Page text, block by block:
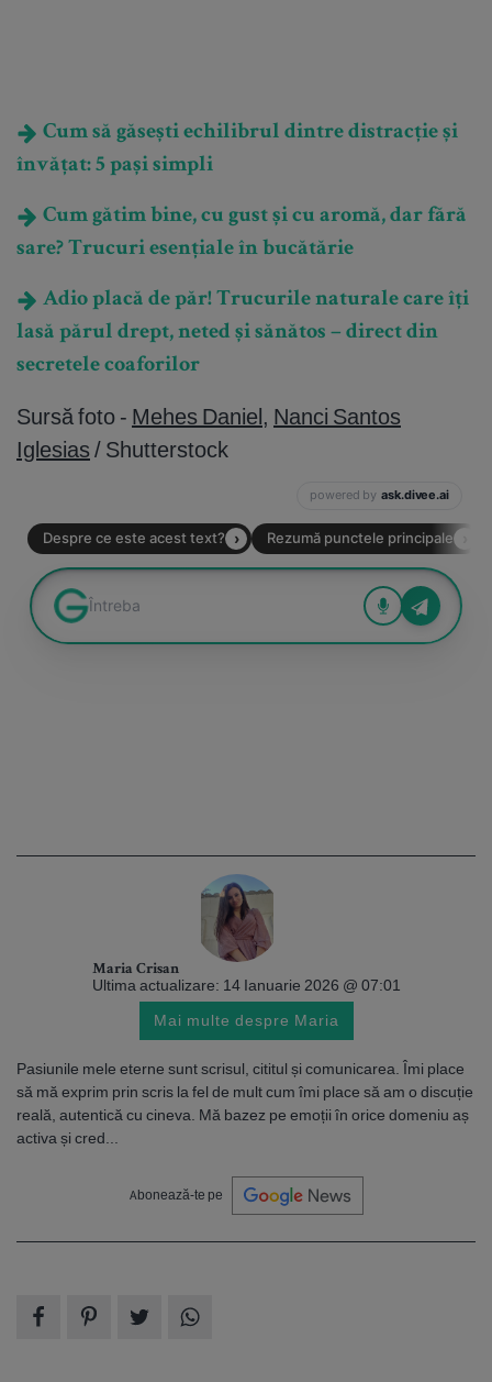
Cum să găsești echilibrul dintre distracție și
învățat: 5 pași simpli
Cum gătim bine, cu gust și cu aromă, dar fără
sare? Trucuri esențiale în bucătărie
Adio placă de păr! Trucurile naturale care îți
lasă părul drept, neted și sănătos – direct din
secretele coaforilor
Sursă foto - Mehes Daniel, Nanci Santos
Iglesias / Shutterstock
Maria Crisan
Ultima actualizare: 14 Ianuarie 2026 @ 07:01
Mai multe despre Maria
Pasiunile mele eterne sunt scrisul, cititul și comunicarea. Îmi place
să mă exprim prin scris la fel de mult cum îmi place să am o discuție
reală, autentică cu cineva. Mă bazez pe emoții în orice domeniu aș
activa și cred...
Abonează-te pe